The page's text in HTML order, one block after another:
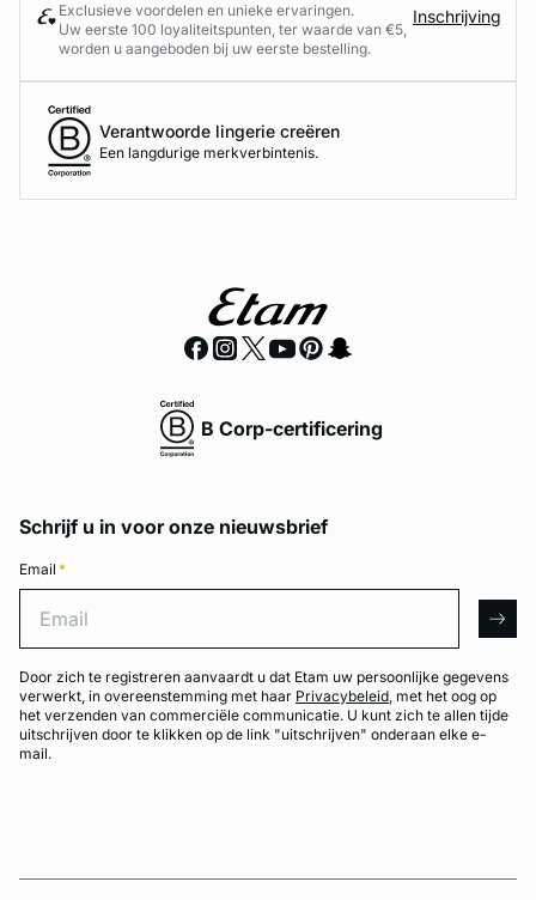
Exclusieve voordelen en unieke ervaringen.
Uw eerste 100 loyaliteitspunten, ter waarde van €5,
worden u aangeboden bij uw eerste bestelling.
Inschrijving
Verantwoorde lingerie creëren
Een langdurige merkverbintenis.
B Corp-certificering
Schrijf u in voor onze nieuwsbrief
Email *
Door zich te registreren aanvaardt u dat Etam uw persoonlijke gegevens
verwerkt, in overeenstemming met haar Privacybeleid, met het oog op
het verzenden van commerciële communicatie. U kunt zich te allen tijde
uitschrijven door te klikken op de link "uitschrijven" onderaan elke e-
mail.